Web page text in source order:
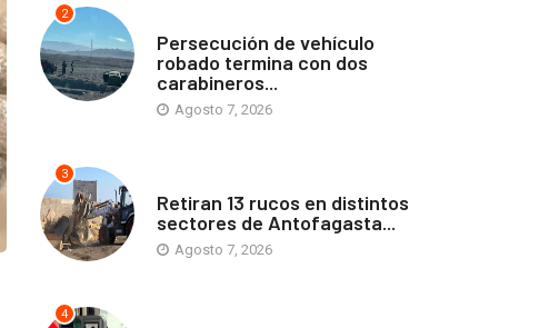
2
Persecución de vehículo
robado termina con dos
carabineros...
Agosto 7, 2026
3
Retiran 13 rucos en distintos
sectores de Antofagasta...
Agosto 7, 2026
4